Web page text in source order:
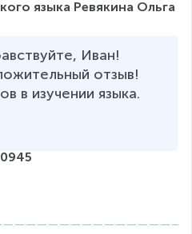
языка Ревякина Ольга
Иван!
отзыв!
в изучении языка.